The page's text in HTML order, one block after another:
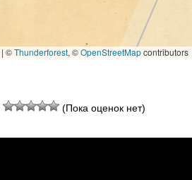
| ©Thunderforest, ©OpenStreetMapcontributors
(Пока оценок нет)